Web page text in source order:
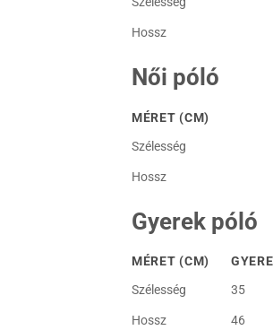
Hossz
Női póló
MÉRET (CM)
Szélesség
Hossz
Gyerek póló
MÉRET (CM)
Szélesség
35
Hossz
46